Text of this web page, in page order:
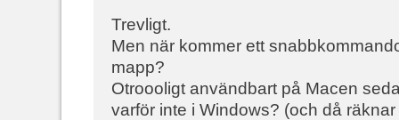
Trevligt.
Men när kommer ett
mapp?
Otroooligt användbart på Macen
varför inte i Windows? (och då